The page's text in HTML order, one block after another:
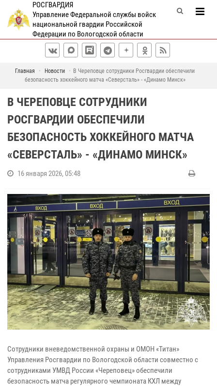
РОСГВАРДИЯ
Управление Федеральной службы войск
национальной гвардии Российской
Федерации по Вологодской области
Главная Новости
В Череповце сотрудники Росгвардии обеспечили
безопасность хоккейного матча «Северсталь» - «Динамо Минск»
В ЧЕРЕПОВЦЕ СОТРУДНИКИ
РОСГВАРДИИ ОБЕСПЕЧИЛИ
БЕЗОПАСНОСТЬ ХОККЕЙНОГО МАТЧА
«СЕВЕРСТАЛЬ» - «ДИНАМО МИНСК»
16 января 2026, 05:48
Сотрудники вневедомственной охраны и ОМОН «Титан»
Управления Росгвардии по Вологодской области совместно с
сотрудниками УМВД России «Череповец» обеспечили
безопасность матча регулярного чемпионата КХЛ между